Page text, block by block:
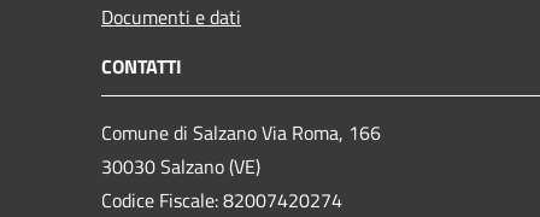
Documenti e dati
CONTATTI
Comune di Salzano Via Roma, 166
30030 Salzano (VE)
Codice Fiscale: 82007420274